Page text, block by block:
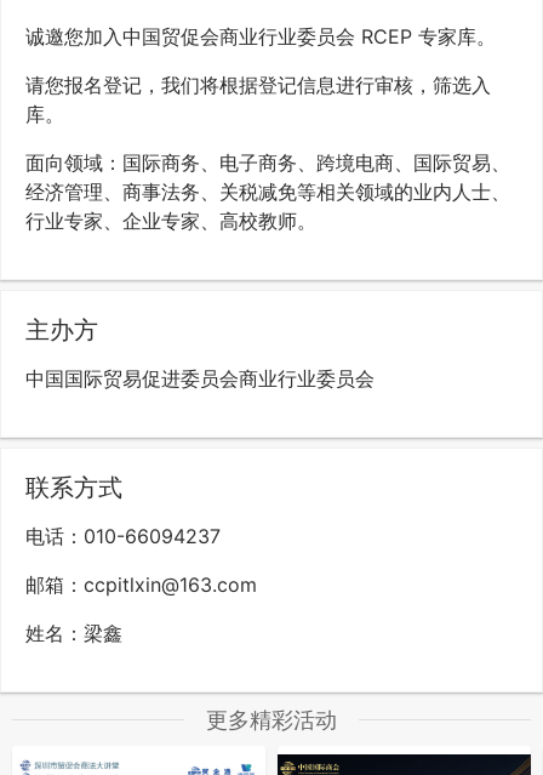
诚邀您加入中国贸促会商业行业委员会 RCEP 专家库。
请您报名登记，我们将根据登记信息进行审核，筛选入
库。
面向领域：国际商务、电子商务、跨境电商、国际贸易、
经济管理、商事法务、关税减免等相关领域的业内人士、
行业专家、企业专家、高校教师。
主办方
中国国际贸易促进委员会商业行业委员会
联系方式
电话：010-66094237
邮箱：ccpitlxin@163.com
姓名：梁鑫
更多精彩活动